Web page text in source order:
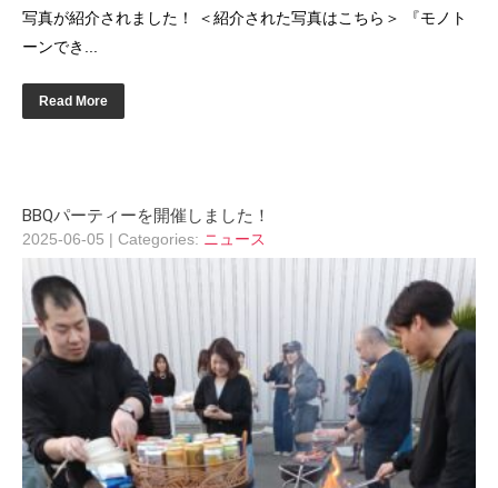
写真が紹介されました！ ＜紹介された写真はこちら＞ 『モノト
ーンでき...
Read More
BBQパーティーを開催しました！
2025-06-05 | Categories: ニュース